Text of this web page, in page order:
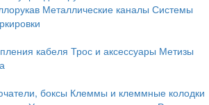
Металлические каналы Системы
кабеля Трос и аксессуары Метизы
боксы Клеммы и клеммные колодки